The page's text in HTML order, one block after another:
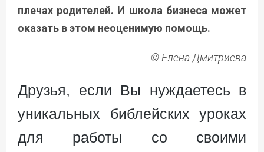
плечах родителей. И школа бизнеса может
оказать в этом неоценимую помощь.
© Елена Дмитриева
Друзья, если Вы нуждаетесь в
уникальных библейских уроках
для работы со своими